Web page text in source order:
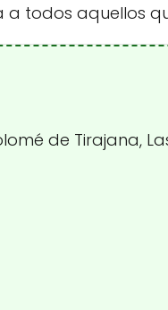
todos aquellos
de Tirajana,